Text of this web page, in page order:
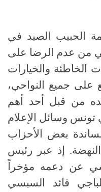
هناك.
الحبيب الصيد في
من عدم الرضا على
الخاطئة والخيارات
على جميع النواحي،
من قبل أحد أهم
تونس وسائل الإعلام
بعض الأحزاب
إذ عبر رئيس
عن دعمه مؤخراً
قائد السبسي